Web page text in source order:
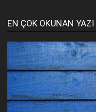
EN ÇOK OKUNAN YAZI